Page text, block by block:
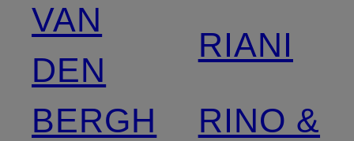
VAN
DEN
BERGH
RIANI
RINO &